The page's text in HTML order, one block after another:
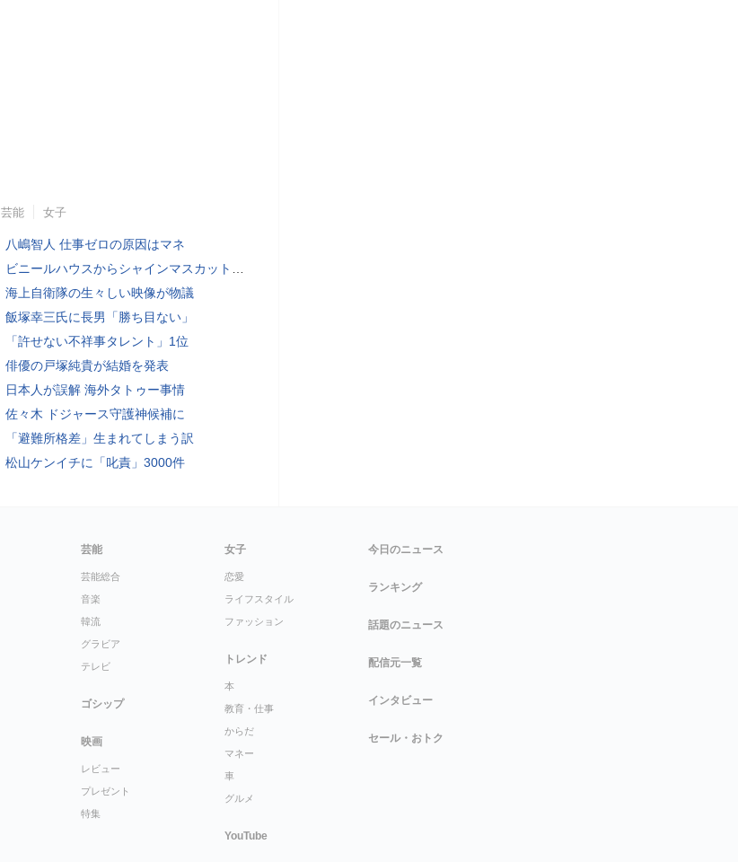
芸能 女子
八嶋智人 仕事ゼロの原因はマネ
ビニールハウスからシャインマスカット約200房を盗んだ疑い ネットで販売か 無職の男（42）逮捕 岡山県警
海上自衛隊の生々しい映像が物議
飯塚幸三氏に長男「勝ち目ない」
「許せない不祥事タレント」1位
俳優の戸塚純貴が結婚を発表
日本人が誤解 海外タトゥー事情
佐々木 ドジャース守護神候補に
「避難所格差」生まれてしまう訳
松山ケンイチに「叱責」3000件
芸能
芸能総合
音楽
韓流
グラビア
テレビ
ゴシップ
映画
レビュー
プレゼント
特集
女子
恋愛
ライフスタイル
ファッション
トレンド
本
教育・仕事
からだ
マネー
車
グルメ
YouTube
今日のニュース
ランキング
話題のニュース
配信元一覧
インタビュー
セール・おトク